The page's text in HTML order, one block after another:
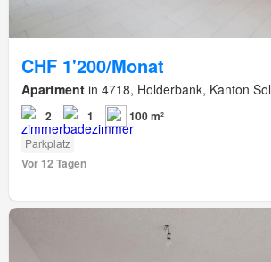
CHF 1'200/Monat
Apartment in 4718, Holderbank, Kanton
2 1 100 m²
Parkplatz
Vor 12 Tagen